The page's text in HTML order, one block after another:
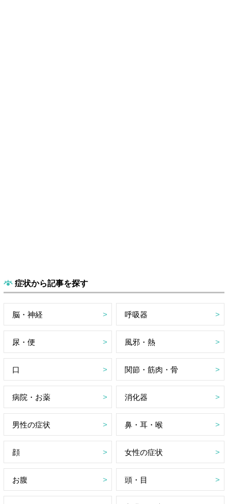
症状から記事を探す
脳・神経 呼吸器
尿・便 風邪・熱
口 関節・筋肉・骨
病院・お薬 消化器
男性の症状 鼻・耳・喉
顔 女性の症状
お腹 頭・目